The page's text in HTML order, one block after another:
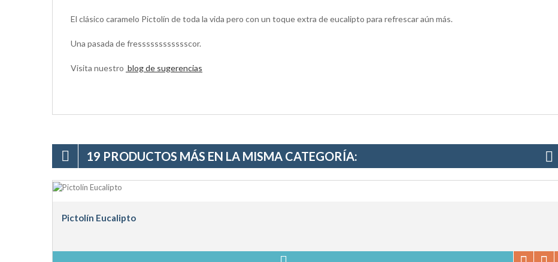
El clásico caramelo Pictolín de toda la vida pero con un toque extra de eucalipto para refrescar aún más.
Una pasada de fresssssssssssscor.
Visita nuestro blog de sugerencias
19 PRODUCTOS MÁS EN LA MISMA CATEGORÍA:
Pictolín Eucalipto